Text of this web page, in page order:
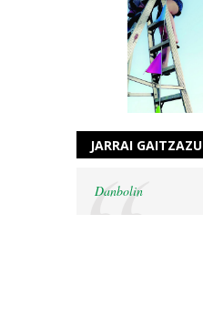
JARRAI GAITZAZU
Danbolin